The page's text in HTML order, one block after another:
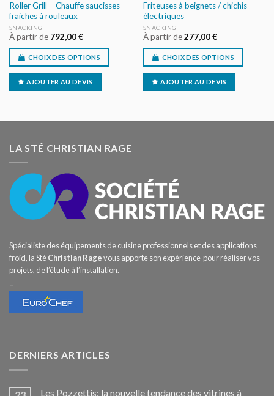
Roller Grill – Chauffe saucisses
fraiches à rouleaux
SNACKING
À partir de 792,00€ HT
CHOIX DES OPTIONS
AJOUTER AU DEVIS
Friteuses à beignets / chichis
électriques
SNACKING
À partir de277,00€ HT
CHOIX DES OPTIONS
AJOUTER AU DEVIS
LA STÉ CHRISTIAN RAGE
Spécialiste des équipements de cuisine professionnels et des applications
froid, la StéChristian Ragevous apporte son expérience pour réaliser vos
projets, de l’étude à l’installation.
–
DERNIERS ARTICLES
Les Pozzettis: la nouvelle tendance des vitrines à